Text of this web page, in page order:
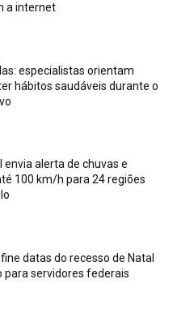
a internet
especialistas orientam
hábitos saudáveis durante o
envia alerta de chuvas e
100 km/h para 24 regiões
datas do recesso de Natal
para servidores federais